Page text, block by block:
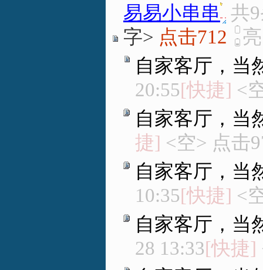
易易小串串. 共
字> 点击712
自家客厅，当
20:55[快捷] <
自家客厅，当
捷] <空> 点击
自家客厅，当
10:35[快捷] <
自家客厅，当
28 13:33[快捷]